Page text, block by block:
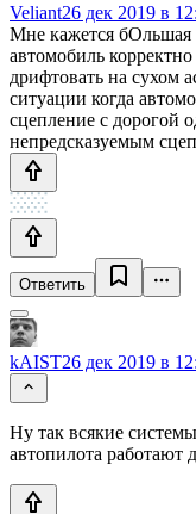
Veliant26 дек 2019 в
Мне кажется бОльшая
автомобиль
дрифтовать на сухом
ситуации когда
сцепление с дорогой
непредсказуемым
Ответить
kAIST26 дек 2019 в
Ну так всякие
автопилота работают